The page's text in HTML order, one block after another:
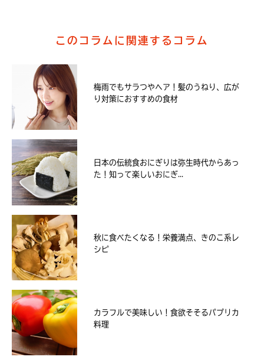
このコラムに関連するコラム
梅雨でもサラつやヘア！髪のうねり、広が
り対策におすすめの食材
日本の伝統食おにぎりは弥生時代からあっ
た！知って楽しいおにぎ...
秋に食べたくなる！栄養満点、きのこ系レ
シピ
カラフルで美味しい！食欲そそるパプリカ
料理